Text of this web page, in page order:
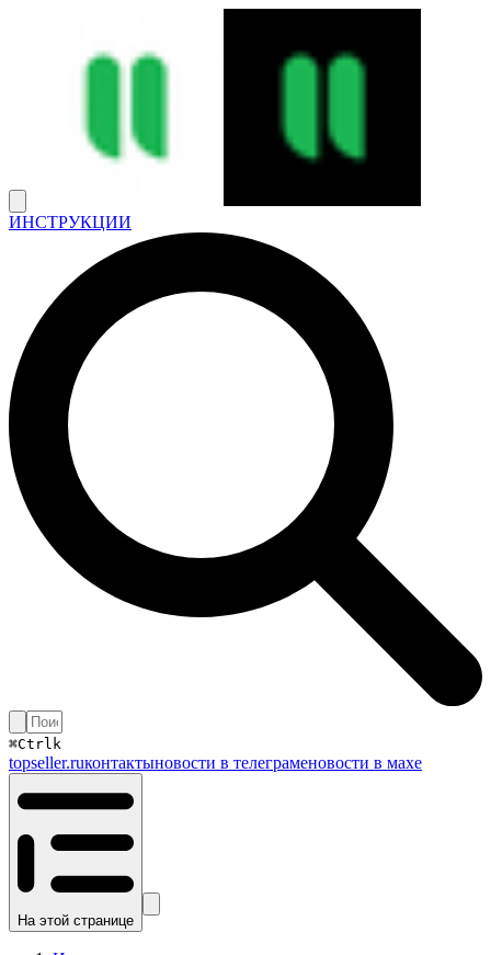
ИНСТРУКЦИИ
⌘Ctrl k
topseller.ruконтактыновости в телеграменовости в махе
На этой странице